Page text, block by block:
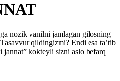
nozik vanilni jamlagan gilosning
qildingizmi? Endi esa ta’tib
kokteyli sizni aslo befarq